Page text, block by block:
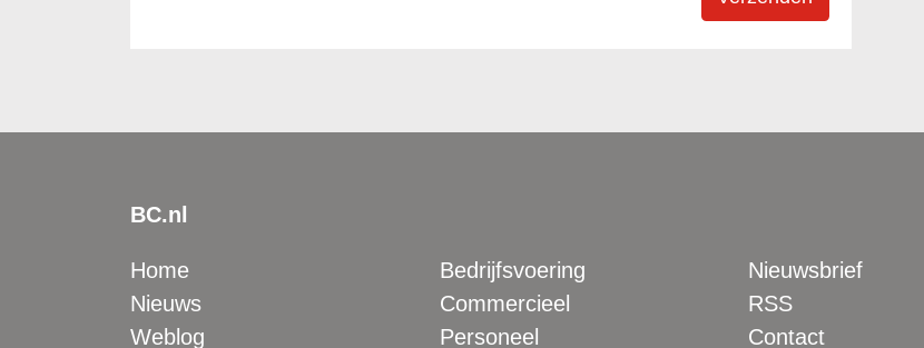
BC.nl
Home
Nieuws
Weblog
Bedrijfsvoering
Commercieel
Personeel
Nieuwsbrief
RSS
Contact